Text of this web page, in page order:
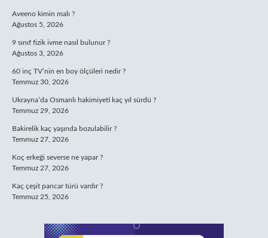
Aveeno kimin malı ?
Ağustos 5, 2026
9 sınıf fizik ivme nasıl bulunur ?
Ağustos 3, 2026
60 inç TV’nin en boy ölçüleri nedir ?
Temmuz 30, 2026
Ukrayna’da Osmanlı hakimiyeti kaç yıl sürdü ?
Temmuz 29, 2026
Bakirelik kaç yaşında bozulabilir ?
Temmuz 27, 2026
Koç erkeği severse ne yapar ?
Temmuz 27, 2026
Kaç çeşit pancar türü vardır ?
Temmuz 25, 2026